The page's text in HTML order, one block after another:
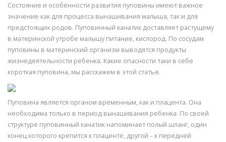
Состояние и особенности развития пуповины имеют важное
значение как для процесса вынашивания малыша, так и для
предстоящих родов. Пуповинный канатик доставляет растущему
в материнской утробе малышу питание, кислород. По сосудам
пуповины в материнский организм выводятся продукты
жизнедеятельности ребенка. Какие опасности таки в себе
короткая пуповина, мы расскажем в этой статье.
Пуповина является органом временным, как и плацента. Она
необходима только в период вынашивания ребенка. По своей
структуре пуповинный канатик напоминает полый шланг, один
конец которого крепится к плаценте, другой – к передней